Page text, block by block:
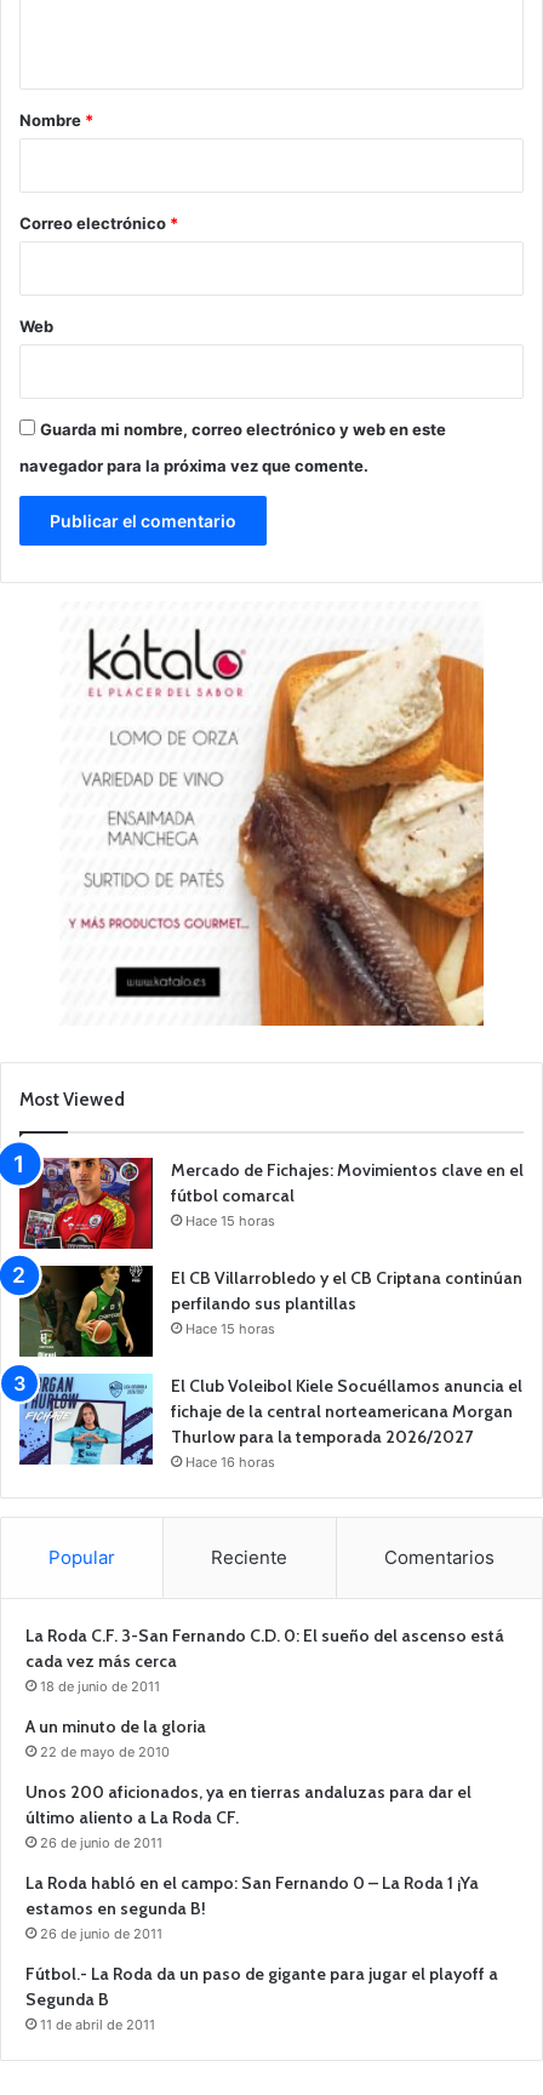
r
*
Nombre *
Correo electrónico *
Web
Guarda mi nombre, correo electrónico y web en este
navegador para la próxima vez que comente.
Most Viewed
Mercado de Fichajes: Movimientos clave en el
fútbol comarcal
Hace 15 horas
El CB Villarrobledo y el CB Criptana continúan
perfilando sus plantillas
Hace 15 horas
El Club Voleibol Kiele Socuéllamos anuncia el
fichaje de la central norteamericana Morgan
Thurlow para la temporada 2026/2027
Hace 16 horas
Popular Reciente Comentarios
La Roda C.F. 3-San Fernando C.D. 0: El sueño del ascenso está
cada vez más cerca
18 de junio de 2011
A un minuto de la gloria
22 de mayo de 2010
Unos 200 aficionados, ya en tierras andaluzas para dar el
último aliento a La Roda CF.
26 de junio de 2011
La Roda habló en el campo: San Fernando 0 – La Roda 1 ¡Ya
estamos en segunda B!
26 de junio de 2011
Fútbol.- La Roda da un paso de gigante para jugar el playoff a
Segunda B
11 de abril de 2011